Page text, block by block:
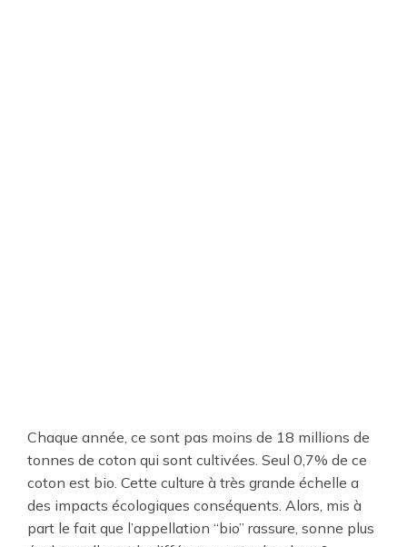
Chaque année, ce sont pas moins de 18 millions de
tonnes de coton qui sont cultivées. Seul 0,7% de ce
coton est bio. Cette culture à très grande échelle a
des impacts écologiques conséquents. Alors, mis à
part le fait que l’appellation “bio” rassure, sonne plus